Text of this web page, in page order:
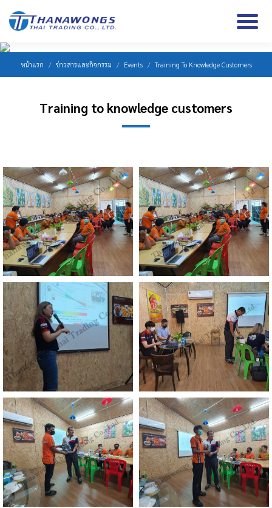
หน้าแรก ข่าวสารและกิจกรรม Events Training To Knowledge Customers
Training to knowledge customers